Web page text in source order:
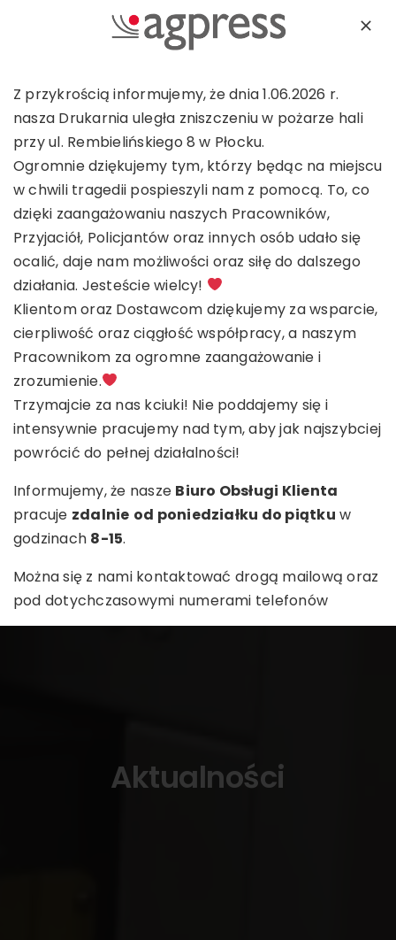
Strona główna
Certyfikaty
O nas
Know-how
Kontakt
Aktualności
Z przykrością informujemy, że dnia 1.06.2026 r.
nasza Drukarnia uległa zniszczeniu w pożarze hali
przy ul. Rembielińskiego 8 w Płocku.
Ogromnie dziękujemy tym, którzy będąc na miejscu
w chwili tragedii pospieszyli nam z pomocą. To, co
dzięki zaangażowaniu naszych Pracowników,
Przyjaciół, Policjantów oraz innych osób udało się
ocalić, daje nam możliwości oraz siłę do dalszego
działania. Jesteście wielcy!
Klientom oraz Dostawcom dziękujemy za wsparcie,
cierpliwość oraz ciągłość współpracy, a naszym
Pracownikom za ogromne zaangażowanie i
zrozumienie.
Trzymajcie za nas kciuki! Nie poddajemy się i
intensywnie pracujemy nad tym, aby jak najszybciej
powrócić do pełnej działalności!
Informujemy, że nasze Biuro Obsługi Klienta
pracuje zdalnie od poniedziałku do piątku w
godzinach 8-15.
Można się z nami kontaktować drogą mailową oraz
pod dotychczasowymi numerami telefonów